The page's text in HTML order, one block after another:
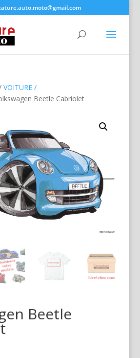
VOITURE /
Beetle Cabriolet
Beetle